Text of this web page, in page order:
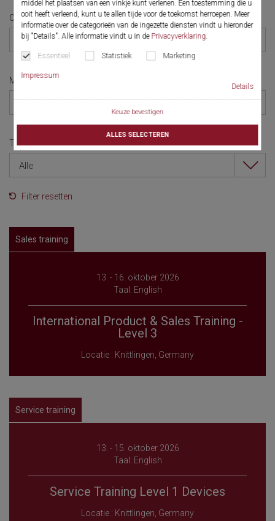
middel het plaatsen van een vinkje kunt verlenen. Een toestemming die u
ooit heeft verleend, kunt u te allen tijde voor de toekomst herroepen. Meer
informatie over de categorieën van de ingezette diensten vindt u hieronder
bij "Details". Alle informatie vindt u in de Privacyverklaring
Essentieel Statistiek Marketing
Impressum
Details
Keuze bevestigen
ALLES SELECTEREN
Categorie
Alle
Maand
Alle
Taal
Alle
Filter resetten
Sales training
13. - 16. oktober 2026
Taal: English
International Product & Sales Training -
Level 3
Locatie : Knittlingen, Germany
Service training
13. - 15. oktober 2026
Taal: English
Service Training Level 1 Devices
Locatie : Knittlingen, Germany